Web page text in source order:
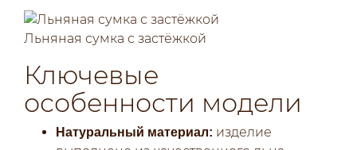
Льняная сумка с застёжкой
Ключевые
особенности модели
Натуральный материал: изделие